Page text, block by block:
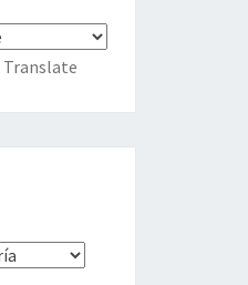
Translate